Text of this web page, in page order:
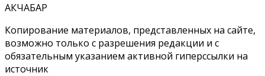
АКЧАБАР
Копирование материалов, представленных на сайте,
возможно только с разрешения редакции и с
обязательным указанием активной гиперссылки на
источник